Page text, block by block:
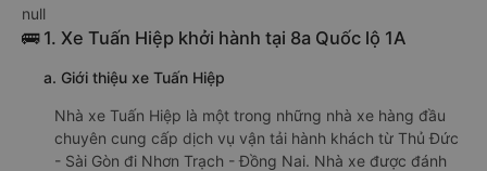
null
🚌 1. Xe Tuấn Hiệp khởi hành tại 8a Quốc lộ 1A
a. Giới thiệu xe Tuấn Hiệp
Nhà xe Tuấn Hiệp là một trong những nhà xe hàng đầu
chuyên cung cấp dịch vụ vận tải hành khách từ Thủ Đức
- Sài Gòn đi Nhơn Trạch - Đồng Nai. Nhà xe được đánh